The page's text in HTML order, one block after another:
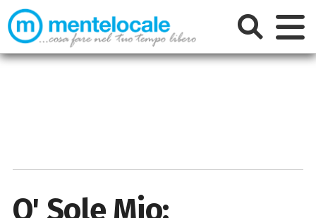
O' Sole Mio: